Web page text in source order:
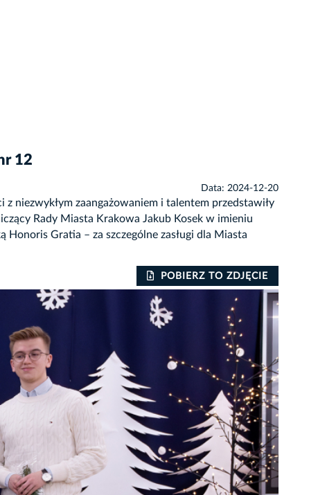
12
Data: 2024-12-20
niezwykłym zaangażowaniem i talentem przedstawiły
Rady Miasta Krakowa Jakub Kosek w imieniu
Gratia – za szczególne zasługi dla Miasta
POBIERZ TO ZDJĘCIE